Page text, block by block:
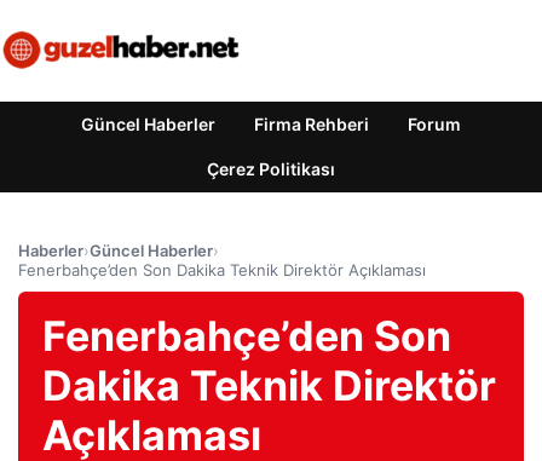
Güncel Haberler Firma Rehberi Forum
Çerez Politikası
Haberler›Güncel Haberler›
Fenerbahçe’den Son Dakika Teknik Direktör Açıklaması
Fenerbahçe’den Son
Dakika Teknik Direktör
Açıklaması